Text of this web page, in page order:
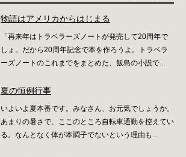
物語はアメリカからはじまる
「再来年はトラベラーズノートが発売して20周年で
しょ。だから20周年記念で本を作ろうよ。トラベラ
ーズノートのこれまでをまとめた、飯島の小説で...
夏の恒例行事
いよいよ夏本番です。みなさん、お元気でしょうか。
あまりの暑さで、ここのところ自転車通勤を控えてい
る。なんとなく体が本調子でないという理由も...